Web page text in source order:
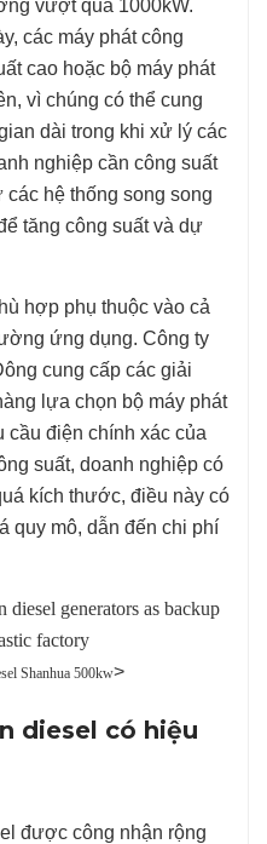
vượt quá 1000kW.
các máy phát công
cao hoặc bộ máy phát
vì chúng có thể cung
dài trong khi xử lý các
nghiệp cần công suất
hệ thống song song
tăng công suất và dự
hợp phụ thuộc vào cả
ứng dụng. Công ty
cung cấp các giải
lựa chọn bộ máy phát
điện chính xác của
suất, doanh nghiệp có
kích thước, điều này có
quy mô, dẫn đến chi phí
Shanhua 500kw>
diesel có hiệu
được công nhận rộng